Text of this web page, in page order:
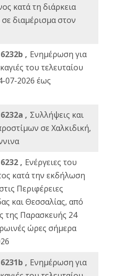
κατά τη διάρκεια
διαμέρισμα στον
, Ενημέρωση για
του τελευταίου
07-2026 έως
, Συλλήψεις και
σε Χαλκιδική,
, Ενέργειες του
κατά την εκδήλωση
Περιφέρειες
και Θεσσαλίας, από
της Παρασκευής 24
ώρες σήμερα
, Ενημέρωση για